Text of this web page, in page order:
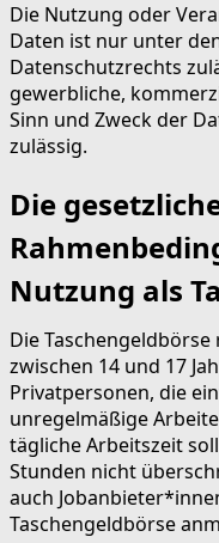
Die Nutzung oder
Daten ist nur unter
Datenschutzrechts
gewerbliche,
Sinn und Zweck der
zulässig.
Die
Nutzung als
Die
zwischen 14 und 17
Privatpersonen, die
unregelmäßige
tägliche Arbeitszeit
Stunden nicht
auch
Taschengeldbörse